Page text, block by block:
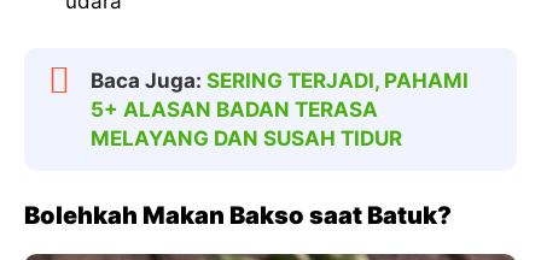
Baca Juga: SERING TERJADI, PAHAMI
5+ ALASAN BADAN TERASA
MELAYANG DAN SUSAH TIDUR
Bolehkah Makan Bakso saat Batuk?